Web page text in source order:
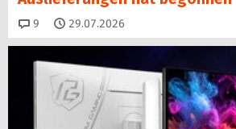
9 Kommentare
29.07.2026